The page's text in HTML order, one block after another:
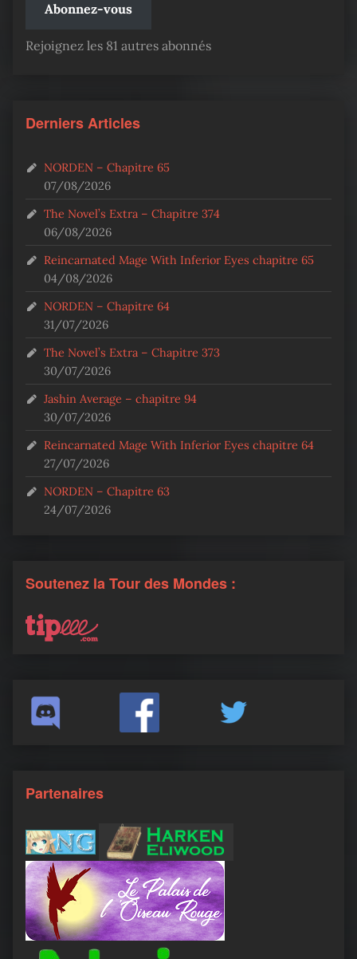
Abonnez-vous
Rejoignez les 81 autres abonnés
Derniers Articles
NORDEN – Chapitre 65
07/08/2026
The Novel’s Extra – Chapitre 374
06/08/2026
Reincarnated Mage With Inferior Eyes chapitre 65
04/08/2026
NORDEN – Chapitre 64
31/07/2026
The Novel’s Extra – Chapitre 373
30/07/2026
Jashin Average – chapitre 94
30/07/2026
Reincarnated Mage With Inferior Eyes chapitre 64
27/07/2026
NORDEN – Chapitre 63
24/07/2026
Soutenez la Tour des Mondes :
Partenaires